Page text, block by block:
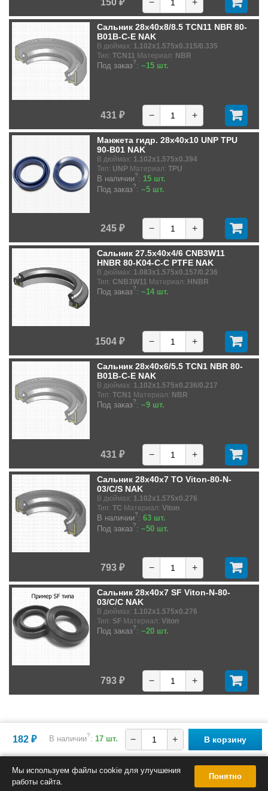
182 ₽ В наличии?: 17 шт. − + В корзину
150 ₽ − +
Сальник 28x40x8/8.5 TCN11 NBR 80-
B01B-C-E NAK
В дюймах: 1.102x1.575x0.315/0.335
Тип: TCN11 Материал: NBR
Под заказ?: ~15 шт.
431 ₽ − +
Манжета гидр. 28x40x10 UNP TPU
90-B01 NAK
В дюймах: 1.102x1.575x0.394
Тип: UNP Материал: TPU
В наличии?: 15 шт.
Под заказ?: ~5 шт.
245 ₽ − +
Сальник 27.5x40x4/6 CNB3W11
HNBR 80-K04-C-C PTFE NAK
В дюймах: 1.083x1.575x0.157/0.236
Тип: CNB3W11 Материал: HNBR
Под заказ?: ~14 шт.
1504 ₽ − +
Сальник 28x40x6/5.5 TCN1 NBR 80-
B01B-C-E NAK
В дюймах: 1.102x1.575x0.236/0.217
Тип: TCN1 Материал: NBR
Под заказ?: ~9 шт.
431 ₽ − +
Сальник 28x40x7 TO Viton-80-N-
03/C/S NAK
В дюймах: 1.102x1.575x0.276
Тип: TC Материал: Viton
В наличии?: 63 шт.
Под заказ?: ~50 шт.
793 ₽ − +
Сальник 28x40x7 SF Viton-N-80-
03/C/C NAK
В дюймах: 1.102x1.575x0.276
Тип: SF Материал: Viton
Под заказ?: ~20 шт.
793 ₽ − +
Мы используем файлы cookie для улучшения
работы сайта.
Понятно